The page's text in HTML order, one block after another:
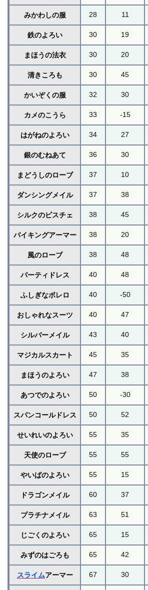
みかわしの服 28 11
鉄のよろい 30 19
まほうの法衣 30 20
清きころも 30 45
かいぞくの服 32 30
カメのこうら 33 -15
はがねのよろい 34 27
銀のむねあて 36 30
まどうしのローブ 37 10
ダンシングメイル 37 38
シルクのビスチェ 38 45
バイキングアーマー 38 20
風のローブ 38 48
パーティドレス 40 48
ふしぎなボレロ 40 -50
おしゃれなスーツ 40 47
シルバーメイル 43 40
マジカルスカート 45 35
まほうのよろい 47 38
あつでのよろい 50 -30
スパンコールドレス 50 52
せいれいのよろい 55 35
天使のローブ 55 55
やいばのよろい 55 15
ドラゴンメイル 60 37
プラチナメイル 63 51
じごくのよろい 65 15
みずのはごろも 65 42
スライムアーマー 67 30